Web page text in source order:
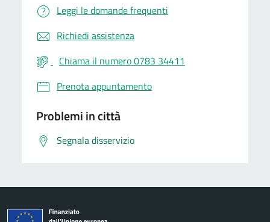
Leggi le domande frequenti
Richiedi assistenza
Chiama il numero 0783 34411
Prenota appuntamento
Problemi in città
Segnala disservizio